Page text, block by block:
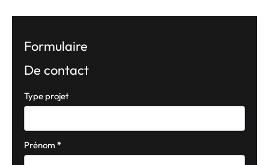
Formulaire
De contact
Formulaire
simple
téléphone
Type projet
Prénom *